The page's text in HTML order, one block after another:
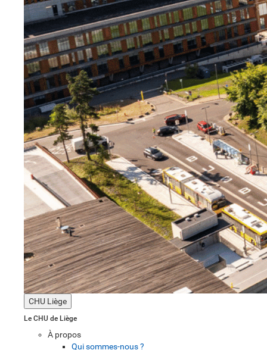
CHU Liège
Le CHU de Liège
À propos
Qui sommes-nous ?